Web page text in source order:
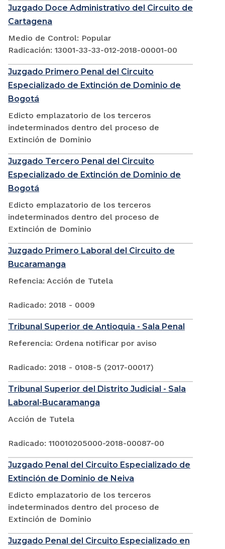
Juzgado Doce Administrativo del Circuito de
Cartagena
Medio de Control: Popular
Radicación: 13001-33-33-012-2018-00001-00
Juzgado Primero Penal del Circuito
Especializado de Extinción de Dominio de
Bogotá
Edicto emplazatorio de los terceros
indeterminados dentro del proceso de
Extinción de Dominio
Juzgado Tercero Penal del Circuito
Especializado de Extinción de Dominio de
Bogotá
Edicto emplazatorio de los terceros
indeterminados dentro del proceso de
Extinción de Dominio
Juzgado Primero Laboral del Circuito de
Bucaramanga
Refencia: Acción de Tutela
Radicado: 2018 - 0009
Tribunal Superior de Antioquia - Sala Penal
Referencia: Ordena notificar por aviso
Radicado: 2018 - 0108-5 (2017-00017)
Tribunal Superior del Distrito Judicial - Sala
Laboral-Bucaramanga
Acción de Tutela
Radicado: 110010205000-2018-00087-00
Juzgado Penal del Circuito Especializado de
Extinción de Dominio de Neiva
Edicto emplazatorio de los terceros
indeterminados dentro del proceso de
Extinción de Dominio
Juzgado Penal del Circuito Especializado en